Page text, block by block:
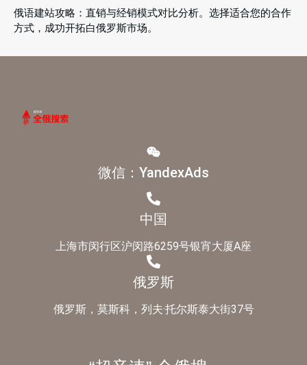
俄语建站攻略：直销与经销模式对比分析。选择适合您的合作
方式，成功开拓白俄罗斯市场。
微信：YandexAds
中国
上海市闵行区沪闵路6259号银宵大厦A座
俄罗斯
俄罗斯，莫斯科，列夫·托尔斯泰大街37号